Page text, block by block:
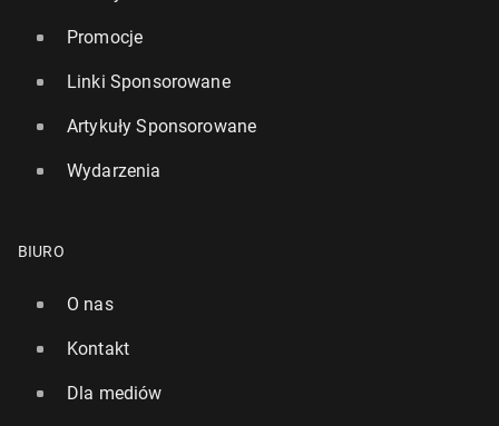
Promocje
Linki Sponsorowane
Artykuły Sponsorowane
Wydarzenia
BIURO
O nas
Kontakt
Dla mediów